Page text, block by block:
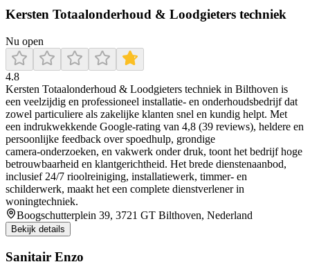
Kersten Totaalonderhoud & Loodgieters techniek
Nu open
4.8
Kersten Totaalonderhoud & Loodgieters techniek in Bilthoven is
een veelzijdig en professioneel installatie- en onderhoudsbedrijf dat
zowel particuliere als zakelijke klanten snel en kundig helpt. Met
een indrukwekkende Google-rating van 4,8 (39 reviews), heldere en
persoonlijke feedback over spoedhulp, grondige
camera‑onderzoeken, en vakwerk onder druk, toont het bedrijf hoge
betrouwbaarheid en klantgerichtheid. Het brede dienstenaanbod,
inclusief 24/7 rioolreiniging, installatiewerk, timmer- en
schilderwerk, maakt het een complete dienstverlener in
woningtechniek.
Boogschutterplein 39, 3721 GT Bilthoven, Nederland
Bekijk details
Sanitair Enzo